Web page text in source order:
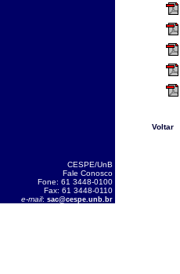
Voltar
CESPE/UnB
Fale Conosco
Fone: 61 3448-0100
Fax: 61 3448-0110
e-mail: sac@cespe.unb.br